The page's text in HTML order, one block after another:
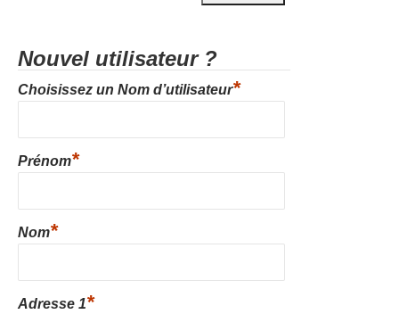
Nouvel utilisateur ?
Choisissez un Nom d’utilisateur*
Prénom*
Nom*
Adresse 1*